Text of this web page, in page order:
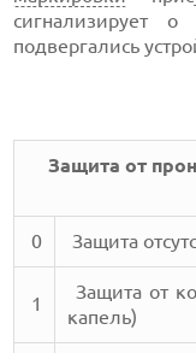
сигнализирует
подвергались
Защита от
0 Защита
1
Защита от
капель)